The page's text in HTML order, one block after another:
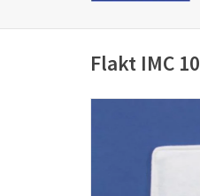
Flakt IMC 10